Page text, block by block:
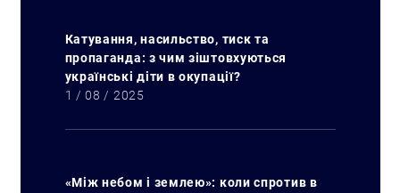
Катування, насильство, тиск та
пропаганда: з чим зіштовхуються
українські діти в окупації?
1 / 08 / 2025
«Між небом і землею»: коли спротив в